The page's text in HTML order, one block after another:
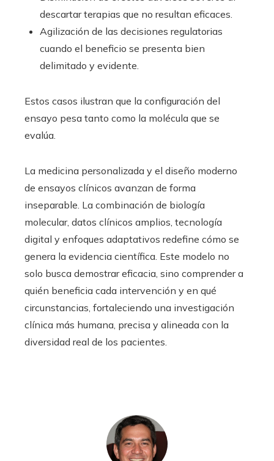
descartar terapias que no resultan eficaces.
Agilización de las decisiones regulatorias
cuando el beneficio se presenta bien
delimitado y evidente.
Estos casos ilustran que la configuración del
ensayo pesa tanto como la molécula que se
evalúa.
La medicina personalizada y el diseño moderno
de ensayos clínicos avanzan de forma
inseparable. La combinación de biología
molecular, datos clínicos amplios, tecnología
digital y enfoques adaptativos redefine cómo se
genera la evidencia científica. Este modelo no
solo busca demostrar eficacia, sino comprender a
quién beneficia cada intervención y en qué
circunstancias, fortaleciendo una investigación
clínica más humana, precisa y alineada con la
diversidad real de los pacientes.